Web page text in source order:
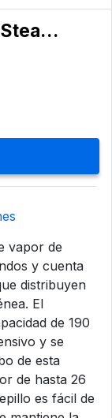
Rowenta Access Steam+ DR8150
vapor de
y cuenta
distribuyen
El
de 190
y se
de esta
de hasta 26
es fácil de